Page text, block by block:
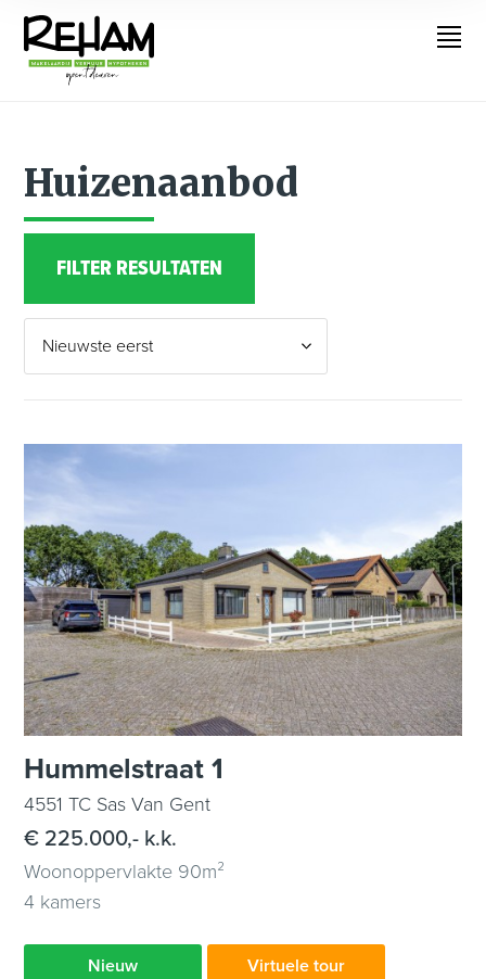
Huizenaanbod
FILTER RESULTATEN
Hummelstraat 1
4551 TC Sas Van Gent
€ 225.000,- k.k.
Woonoppervlakte 90m²
4 kamers
Nieuw Virtuele tour